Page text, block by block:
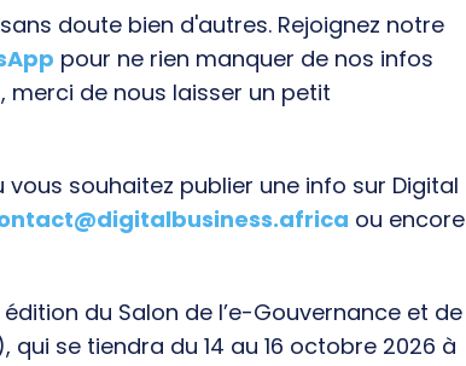
doute bien d'autres. Rejoignez notre
pour ne rien manquer de nos infos
merci de nous laisser un petit
souhaitez publier une info sur Digital
ou encore
du Salon de l’e-Gouvernance et de
qui se tiendra du 14 au 16 octobre 2026 à